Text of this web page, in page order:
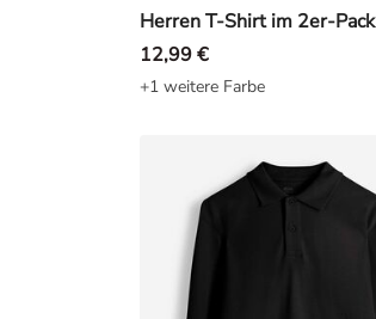
Herren T-Shirt im 2er-Pack
12,99 €
+1 weitere Farbe